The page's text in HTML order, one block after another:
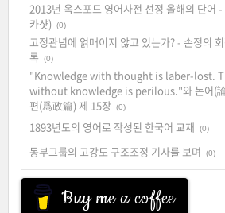
2013년 옥스포드 영어사전 선정 올해의 단어
카샷)
(0)
고정관념에 얽매이지 않고 있는가? - 손정의
록
(0)
"Knowledge with thought is laber-lost.
without knowledge is perilous."와 논어(
편(爲政篇) 제 15장 (0)
1893년도의 영어로 작성된 한국어 교재 (0)
동부그룹의 고강도 구조조정 기사를 보며
(0)
Buy me a coffee